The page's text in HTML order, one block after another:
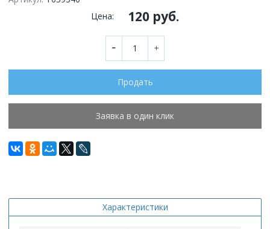
Цена:
120 руб.
Продать
Заявка в один клик
Характеристики